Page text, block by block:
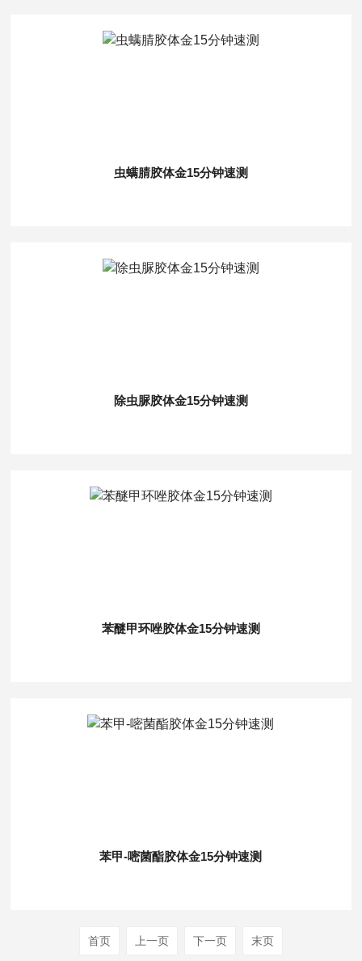
虫螨腈胶体金15分钟速测
除虫脲胶体金15分钟速测
苯醚甲环唑胶体金15分钟速测
苯甲-嘧菌酯胶体金15分钟速测
首页 上一页 下一页 末页